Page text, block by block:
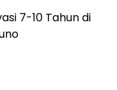
7-10 Tahun di